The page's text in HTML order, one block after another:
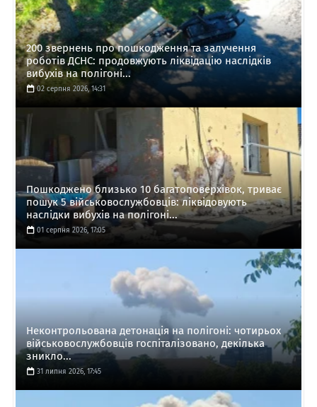
200 звернень про пошкодження та залучення
роботів ДСНС: продовжують ліквідацію наслідків
вибухів на полігоні...
02 серпня 2026, 14:31
Пошкоджено близько 10 багатоповерхівок, триває
пошук 5 військовослужбовців: ліквідовують
наслідки вибухів на полігоні...
01 серпня 2026, 17:05
Неконтрольована детонація на полігоні: чотирьох
військовослужбовців госпіталізовано, декілька
зникло...
31 липня 2026, 17:45